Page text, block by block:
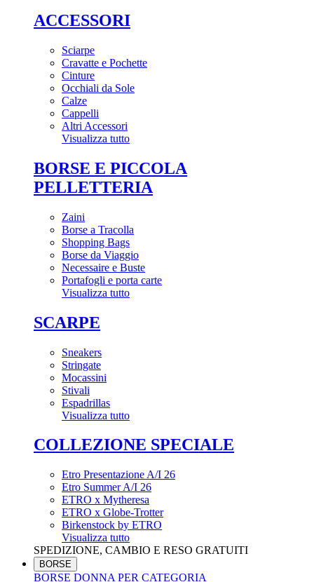
ACCESSORI
Sciarpe
Cravatte e Pochette
Cinture
Occhiali da Sole
Calze
Cappelli
Altri Accessori
Visualizza tutto
BORSE E PICCOLA
PELLETTERIA
Zaini
Borse a Tracolla
Shopping Bags
Borse da Viaggio
Necessaire e Buste
Portafogli e porta carte
Visualizza tutto
SCARPE
Sneakers
Stringate
Mocassini
Stivali
Espadrillas
Visualizza tutto
COLLEZIONE SPECIALE
Etro Presentazione A/I 26
Etro Summer A/I 26
ETRO x Mytheresa
ETRO x Globe-Trotter
Birkenstock by ETRO
Visualizza tutto
SPEDIZIONE, CAMBIO E RESO GRATUITI
BORSE
BORSE DONNA PER CATEGORIA